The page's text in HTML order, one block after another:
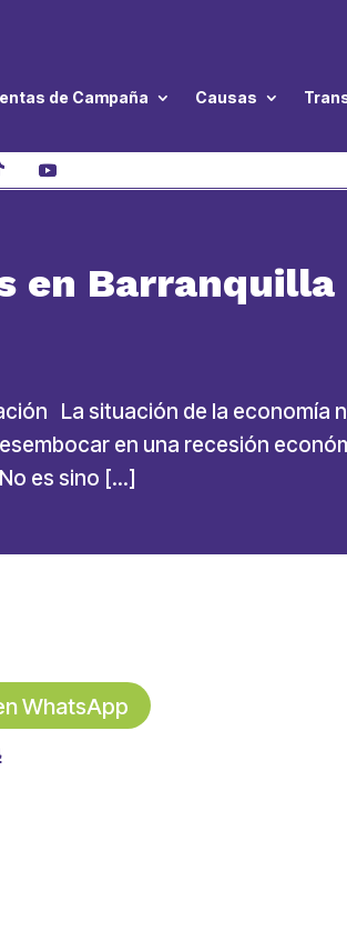
de Campaña Causas
en Barranquilla
La situación de la economía
en una recesión
es sino […]
WhatsApp